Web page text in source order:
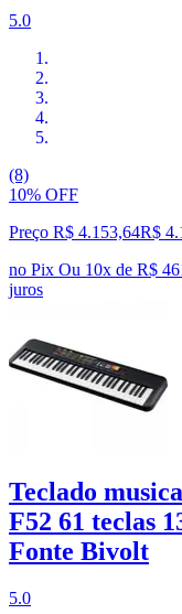
5.0
(8)
10% OFF
Preço R$ 4.153,64R$
no Pix Ou 10x de R$
juros
Teclado
F52 61 teclas
Fonte Bivolt
5.0